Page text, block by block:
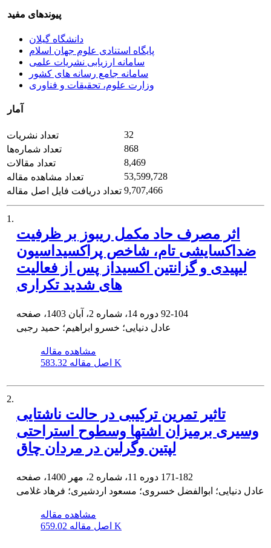
پیوندهای مفید
دانشگاه گیلان
پایگاه استنادی علوم جهان اسلام
سامانه ارزیابی نشریات علمی
سامانه جامع رسانه های کشور
وزارت علوم، تحقیقات و فناوری
آمار
تعداد نشریات
32
تعداد شماره‌ها
868
تعداد مقالات
8,469
تعداد مشاهده مقاله
53,599,728
تعداد دریافت فایل اصل مقاله 9,707,466
1.
اثر مصرف حاد مکمل ریبوز بر ظرفیت
ضداکسایشی تام، شاخص پراکسیداسیون
لیپیدی و گزانتین اکسیداز پس از فعالیت
های شدید تکراری
92-104
عادل دنیایی؛ خسرو ابراهیم؛ حمید رجبی
مشاهده مقاله
اصل مقاله 583.32 K
2.
تاثیر تمرین ترکیبی در حالت ناشتایی
وسیری برمیزان اشتها وسطوح استراحتی
لپتین وگرلین در مردان چاق
171-182
عادل دنیایی؛ ابوالفضل خسروی؛ مسعود اردشیری؛ فرهاد غلامی
مشاهده مقاله
اصل مقاله 659.02 K